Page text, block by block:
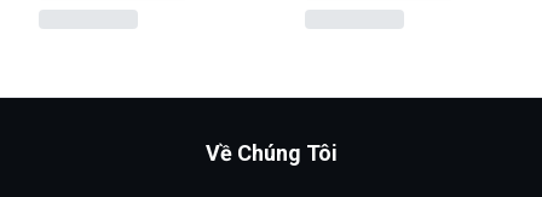
Về Chúng Tôi